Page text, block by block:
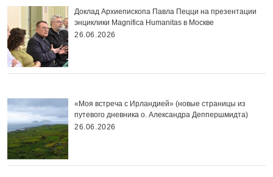
Доклад Архиепископа Павла Пецци на презентации
энциклики Magnifica Нumanitas в Москве
26.06.2026
«Моя встреча с Ирландией» (новые страницы из
путевого дневника о. Александра Деппершмидта)
26.06.2026